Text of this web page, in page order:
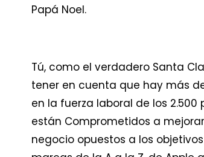
Papá Noel.
Tú, como el verdadero Santa
tener en cuenta que hay más
en la fuerza laboral de los
están Comprometidos a
negocio opuestos a los